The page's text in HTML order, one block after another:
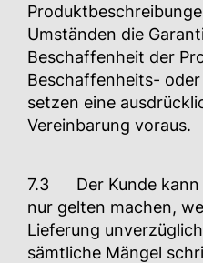
Umständen die
Beschaffenheit der
Beschaffenheits-
setzen eine
Vereinbarung voraus.
7.3 Der Kunde kann
nur gelten machen,
Lieferung
sämtliche Mängel